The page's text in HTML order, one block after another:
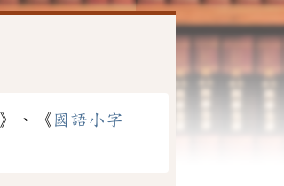
》、《 國語小字